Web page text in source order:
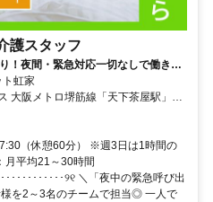
護スタッフ
！夜間・緊急対応一切なしで働きや
虹家
（休憩60分） ※週3日は1時間の
月平均21～30時間
･･･････････୨୧ ＼「夜中の緊急呼び出
を2～3名のチームで担当◎ 一人で